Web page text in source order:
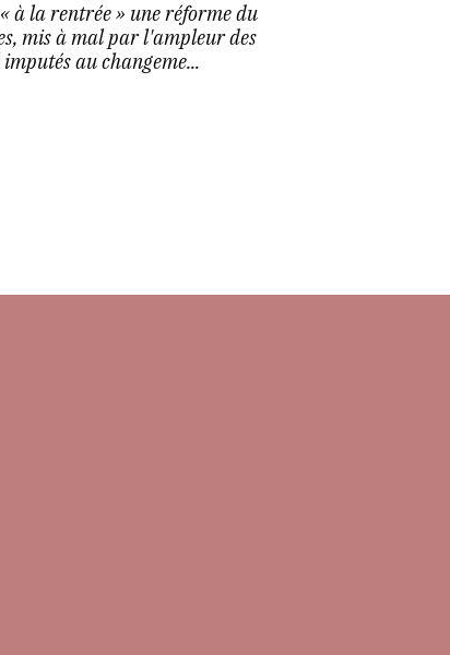
à la rentrée » une réforme du
mis à mal par l'ampleur des
imputés au changeme...